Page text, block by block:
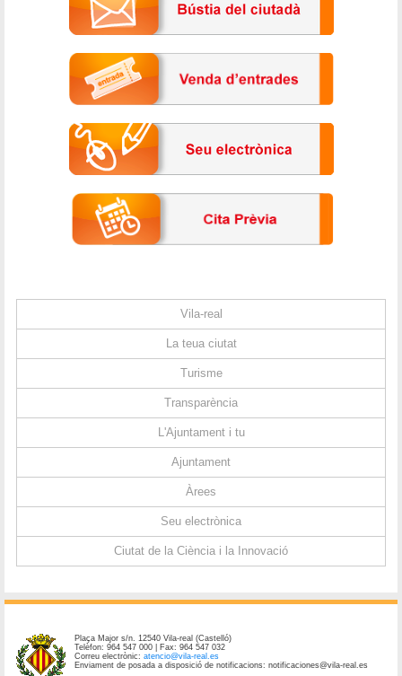
Vila-real
La teua ciutat
Turisme
Transparència
L'Ajuntament i tu
Ajuntament
Àrees
Seu electrònica
Ciutat de la Ciència i la Innovació
Plaça Major s/n. 12540 Vila-real (Castelló)
Telèfon: 964 547 000 | Fax: 964 547 032
Correu electrònic:atencio@vila-real.es
Enviament de posada a disposició de notificacions: notificaciones@vila-real.es